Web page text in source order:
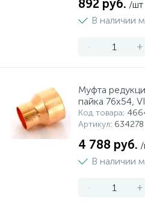
892 руб. /шт
В наличии
- +
Муфта
пайка 76х54,
Код товара:
Артикул: 634278
4 788 руб.
В наличии
- +